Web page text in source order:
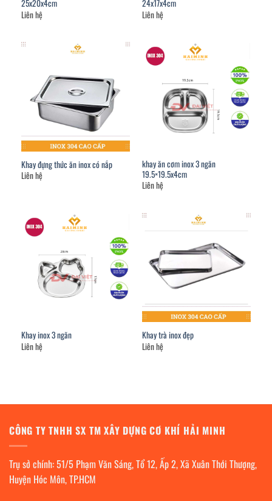
25x20x4cm
Liên hệ
24x17x4cm
Liên hệ
Khay đựng thức ăn inox có nắp
Liên hệ
khay ăn cơm inox 3 ngăn
19.5×19.5x4cm
Liên hệ
Khay inox 3 ngăn
Liên hệ
Khay trà inox đẹp
Liên hệ
CÔNG TY TNHH SX TM XÂY DỰNG CƠ KHÍ HẢI MINH
Trụ sở chính: 51/5 Phạm Văn Sáng, Tổ 12, Ấp 2, Xã Xuân Thới Thượng,
Huyện Hóc Môn, TP.HCM